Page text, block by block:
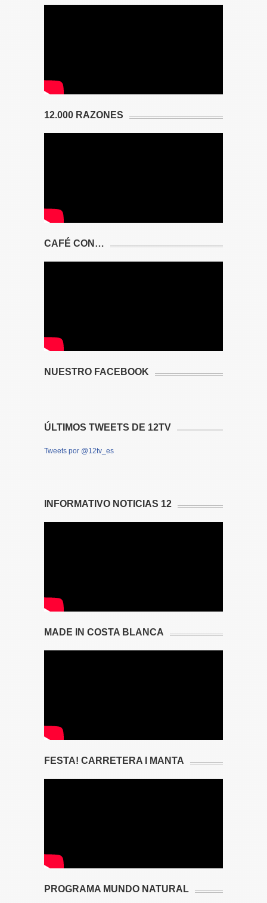
12.000 RAZONES
CAFÉ CON…
NUESTRO FACEBOOK
ÚLTIMOS TWEETS DE 12TV
Tweets por @12tv_es
INFORMATIVO NOTICIAS 12
MADE IN COSTA BLANCA
FESTA! CARRETERA I MANTA
PROGRAMA MUNDO NATURAL